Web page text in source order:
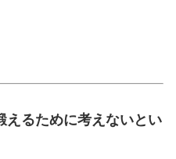
えるために考えないとい